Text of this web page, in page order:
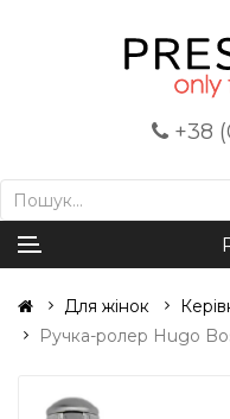
+38
Для жінок
Ручка-ролер Hugo